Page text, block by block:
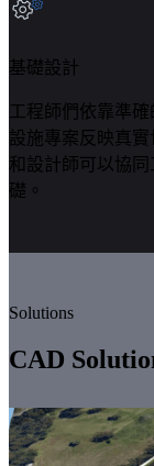
基礎設計
工程師們依靠準
設施專案反映真
和設計師可以協
礎。
Solutions
CAD